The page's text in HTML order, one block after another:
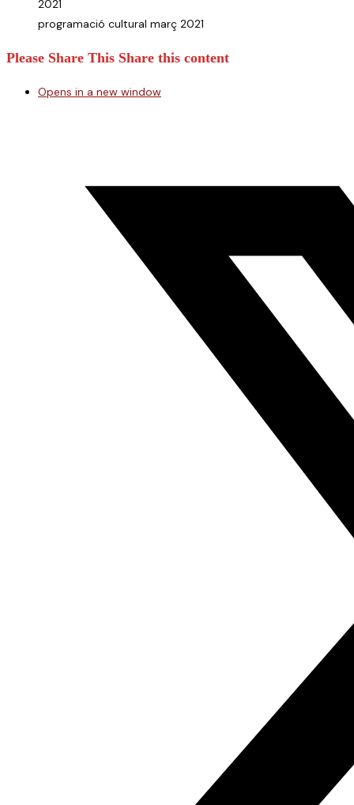
programació cultural març 2021
Please Share This Share this content
Opens in a new window